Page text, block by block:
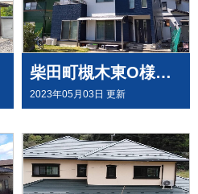
柴田町槻木東O様邸で 外壁塗装工事させて頂きました
2023年05月03日 更新